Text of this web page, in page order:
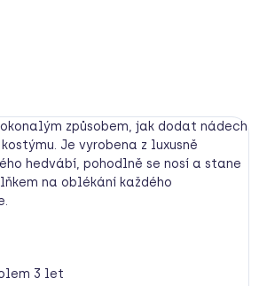
způsobem, jak dodat nádech
Je vyrobena z luxusně
hedvábí, pohodlně se nosí a stane
na oblékání každého
3 let